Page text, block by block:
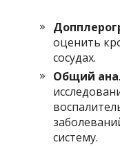
оценить
сосудах.
Общий
систему.